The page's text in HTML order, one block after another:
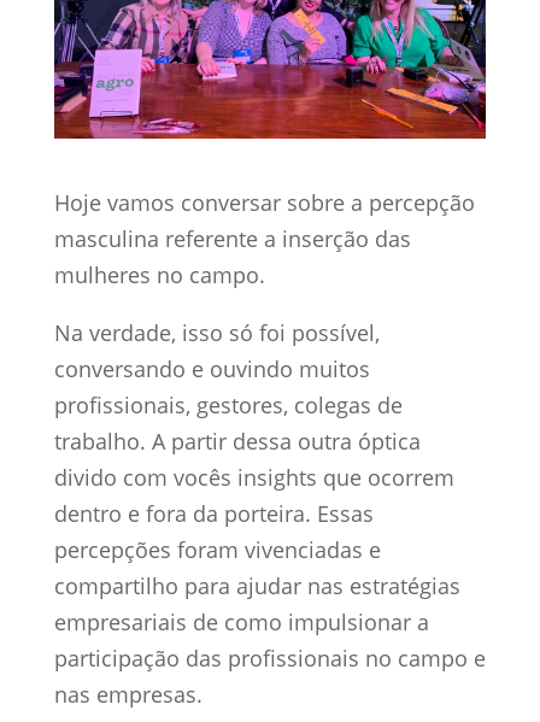
Hoje vamos conversar sobre a percepção
masculina referente a inserção das
mulheres no campo.
Na verdade, isso só foi possível,
conversando e ouvindo muitos
profissionais, gestores, colegas de
trabalho. A partir dessa outra óptica
divido com vocês insights que ocorrem
dentro e fora da porteira. Essas
percepções foram vivenciadas e
compartilho para ajudar nas estratégias
empresariais de como impulsionar a
participação das profissionais no campo e
nas empresas.